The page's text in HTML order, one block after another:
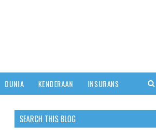
DUNIA KENDERAAN INSURANS
SEARCH THIS BLOG